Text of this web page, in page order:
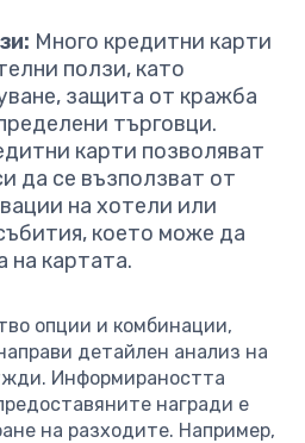
Много кредитни карти
ползи, като
защита от кражба
търговци.
карти позволяват
да се възползват от
на хотели или
което може да
на картата.
опции и комбинации,
детайлен анализ на
Информираността
награди е
на разходите. Например,